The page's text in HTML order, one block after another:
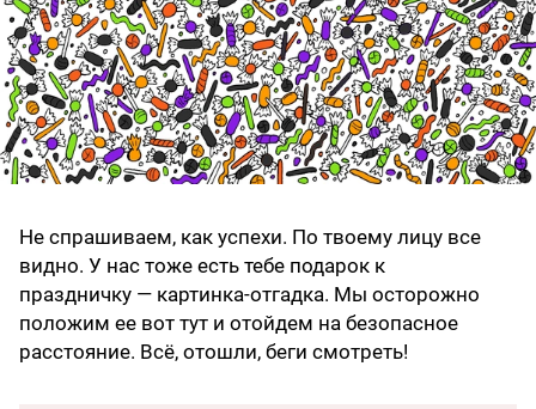
Не спрашиваем, как успехи. По твоему лицу все
видно. У нас тоже есть тебе подарок к
праздничку — картинка-отгадка. Мы осторожно
положим ее вот тут и отойдем на безопасное
расстояние. Всё, отошли, беги смотреть!